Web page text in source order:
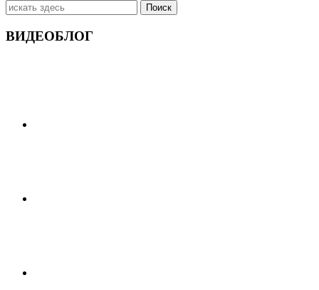
Искать:
ВИДЕОБЛОГ